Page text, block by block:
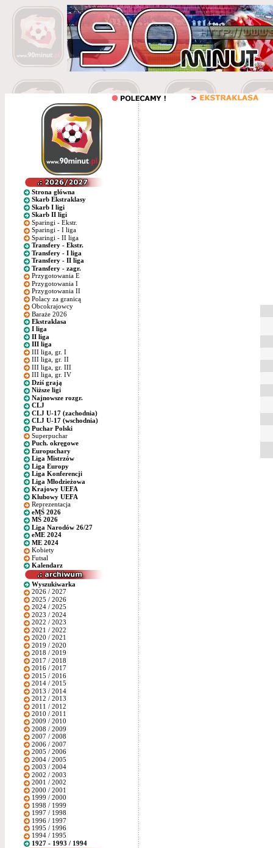
Strona główna
Skarb Ekstraklasy
Skarb I ligi
Skarb II ligi
Sparingi - Ekstr.
Sparingi - I liga
Sparingi - II liga
Transfery - Ekstr.
Transfery - I liga
Transfery - II liga
Transfery - zagr.
Przygotowania E
Przygotowania I
Przygotowania II
Polacy za granicą
Obcokrajowcy
Baraże 2026
Ekstraklasa
I liga
II liga
III liga
III liga, gr. I
III liga, gr. II
III liga, gr. III
III liga, gr. IV
Dziś grają
Niższe ligi
Najnowsze rozgr.
CLJ
CLJ U-17 (zachodnia)
CLJ U-17 (wschodnia)
Puchar Polski
Superpuchar
Puch. okręgowe
Europuchary
Liga Mistrzów
Liga Europy
Liga Konferencji
Liga Młodzieżowa
Krajowy UEFA
Klubowy UEFA
Reprezentacja
eMŚ 2026
MŚ 2026
Liga Narodów 26/27
eME 2024
ME 2024
Kobiety
Futsal
Kalendarz
Wyszukiwarka
2026 / 2027
2025 / 2026
2024 / 2025
2023 / 2024
2022 / 2023
2021 / 2022
2020 / 2021
2019 / 2020
2018 / 2019
2017 / 2018
2016 / 2017
2015 / 2016
2014 / 2015
2013 / 2014
2012 / 2013
2011 / 2012
2010 / 2011
2009 / 2010
2008 / 2009
2007 / 2008
2006 / 2007
2005 / 2006
2004 / 2005
2003 / 2004
2002 / 2003
2001 / 2002
2000 / 2001
1999 / 2000
1998 / 1999
1997 / 1998
1996 / 1997
1995 / 1996
1994 / 1995
1927 - 1993 / 1994